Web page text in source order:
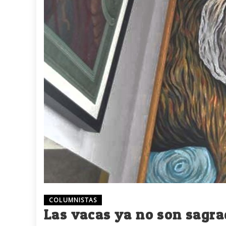
COLUMNISTAS
Las vacas ya no son